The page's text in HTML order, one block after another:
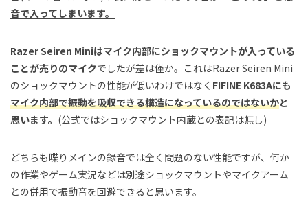
音で入ってしまいます。
Razer Seiren Miniはマイク内部にショックマウントが入っている
ことが売りのマイクでしたが差は僅か。これはRazer Seiren Mini
のショックマウントの性能が低いわけではなく FIFINE K683Aにも
マイク内部で振動を吸収できる構造になっているのではないかと
思います。 (公式ではショックマウント内蔵との表記は無し)
どちらも喋りメインの録音では全く問題のない性能ですが、何か
の作業やゲーム実況などは別途ショックマウントやマイクアーム
との併用で振動音を回避できると思います。